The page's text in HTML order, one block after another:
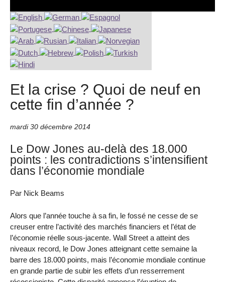
Et la crise ? Quoi de neuf en
cette fin d’année ?
mardi 30 décembre 2014
Le Dow Jones au-delà des 18.000
points : les contradictions s’intensifient
dans l’économie mondiale
Par Nick Beams
Alors que l’année touche à sa fin, le fossé ne cesse de se
creuser entre l’activité des marchés financiers et l’état de
l’économie réelle sous-jacente. Wall Street a atteint des
niveaux record, le Dow Jones atteignant cette semaine la
barre des 18.000 points, mais l’économie mondiale continue
en grande partie de subir les effets d’un resserrement